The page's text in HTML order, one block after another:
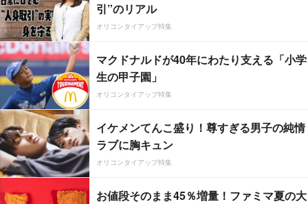
引”のリアル
オリコンタイアップ特集
マクドナルドが40年にわたり支える「小学
生の甲子園」
オリコンタイアップ特集
イケメンてんこ盛り！尊すぎる男子の純情
ラブに胸キュン
オリコンタイアップ特集
お値段そのまま45％増量！ファミマ夏の大